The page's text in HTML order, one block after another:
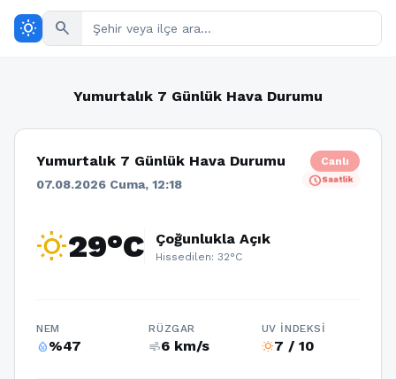
wb_sunny search
Yumurtalık 7 Günlük Hava Durumu
Yumurtalık 7 Günlük Hava Durumu
07.08.2026 Cuma, 12:18
Canlı
scheduleSaatlik
wb_sunny29°C Çoğunlukla Açık
Hissedilen: 32°C
NEM
humidity_percentage%47
RÜZGAR
air6 km/s
UV İNDEKSI
wb_sunny7 / 10